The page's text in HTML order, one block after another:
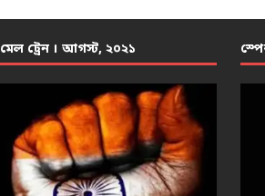
মেল ট্রেন । আগস্ট, ২০২১